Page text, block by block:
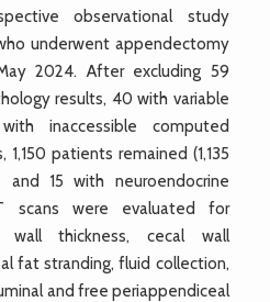
observational study
underwent appendectomy
2024. After excluding 59
results, 40 with variable
inaccessible computed
patients remained (1,135
15 with neuroendocrine
scans were evaluated for
wall thickness, cecal wall
fat stranding, fluid collection,
and free periappendiceal